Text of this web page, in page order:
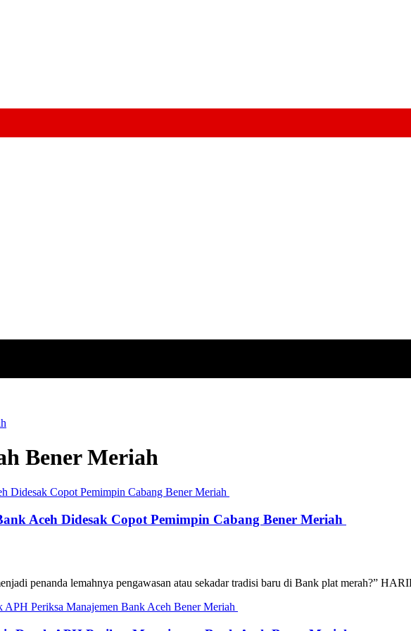
Bener Meriah
Aceh Didesak Copot Pemimpin Cabang Bener Meriah
penanda lemahnya pengawasan atau sekadar tradisi baru di Bank plat merah?”